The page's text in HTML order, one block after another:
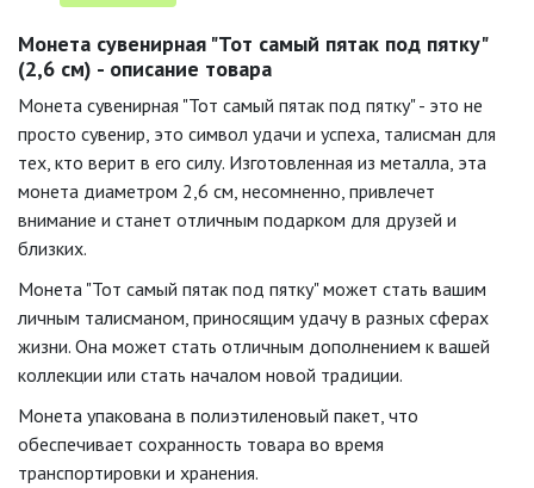
Монета сувенирная "Тот самый пятак под пятку"
(2,6 см) - описание товара
Монета сувенирная "Тот самый пятак под пятку" - это не
просто сувенир, это символ удачи и успеха, талисман для
тех, кто верит в его силу. Изготовленная из металла, эта
монета диаметром 2,6 см, несомненно, привлечет
внимание и станет отличным подарком для друзей и
близких.
Монета "Тот самый пятак под пятку" может стать вашим
личным талисманом, приносящим удачу в разных сферах
жизни. Она может стать отличным дополнением к вашей
коллекции или стать началом новой традиции.
Монета упакована в полиэтиленовый пакет, что
обеспечивает сохранность товара во время
транспортировки и хранения.